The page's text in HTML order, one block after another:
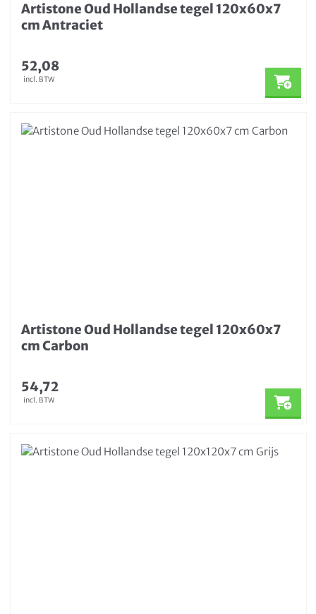
Artistone Oud Hollandse tegel 120x60x7
cm Antraciet
52,08
incl. BTW
Artistone Oud Hollandse tegel 120x60x7
cm Carbon
54,72
incl. BTW